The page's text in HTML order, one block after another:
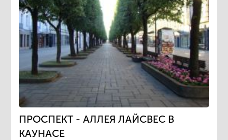
ПРОСПЕКТ - АЛЛЕЯ ЛАЙСВЕС В
КАУНАСЕ